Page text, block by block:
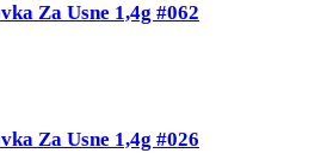
Za Usne 1,4g #062
Za Usne 1,4g #026